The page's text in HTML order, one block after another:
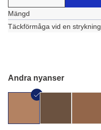
Mängd
Täckförmåga vid en strykning
Andra nyanser